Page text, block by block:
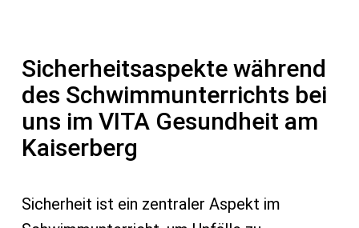
Sicherheitsaspekte während
des Schwimmunterrichts bei
uns im VITA Gesundheit am
Kaiserberg
Sicherheit ist ein zentraler Aspekt im